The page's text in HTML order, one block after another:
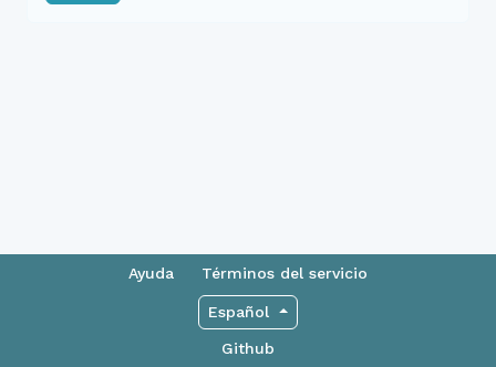
Ayuda Términos del servicio
Español
Github